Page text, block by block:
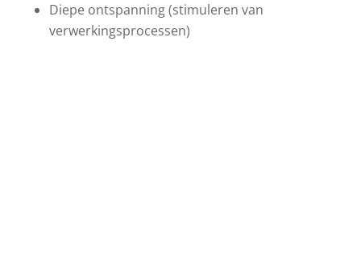
Diepe ontspanning (stimuleren van
verwerkingsprocessen)